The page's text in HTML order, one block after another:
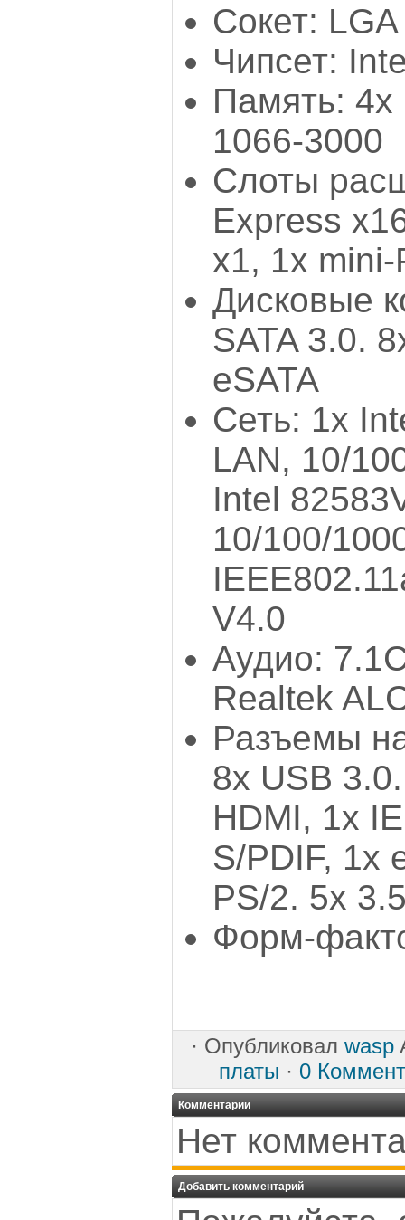
Сокет:
Чипсет:
Память: 4х
1066-3000
Слоты
Express
x1, 1x
Дисковые
SATA 3.0.
eSATA
Сеть: 1x
LAN, 10/
Intel
10/100/
V4.0
Аудио:
Realtek
Разъемы
8х USB
HDMI, 1x
S/PDIF, 1x
PS/2. 5х
Форм-
· Опубликовал wasp
платы · 0
Комментарии
Нет
Добавить комментарий